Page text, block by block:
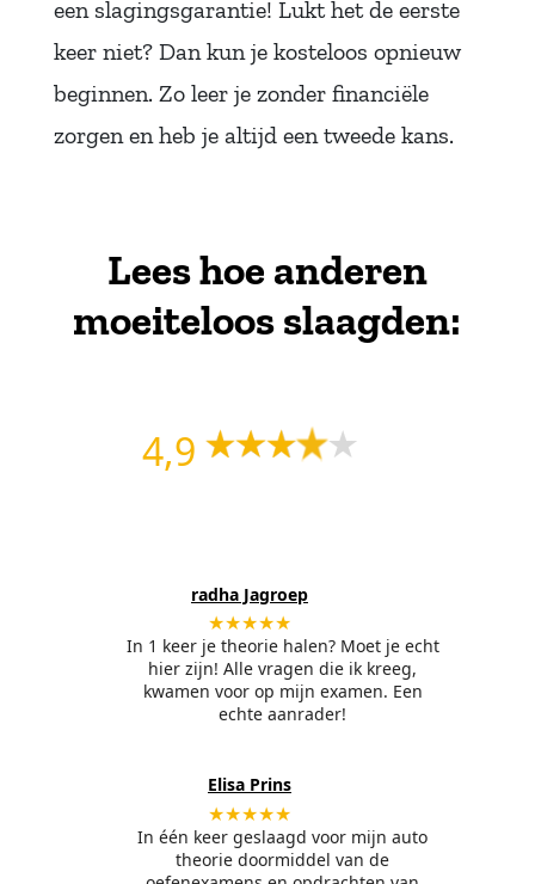
een slagingsgarantie! Lukt het de eerste
keer niet? Dan kun je kosteloos opnieuw
beginnen. Zo leer je zonder financiële
zorgen en heb je altijd een tweede kans.
Lees hoe anderen
moeiteloos slaagden:
4,9
radha Jagroep
★★★★★
In 1 keer je theorie halen? Moet je echt
hier zijn! Alle vragen die ik kreeg,
kwamen voor op mijn examen. Een
echte aanrader!
Elisa Prins
★★★★★
In één keer geslaagd voor mijn auto
theorie doormiddel van de